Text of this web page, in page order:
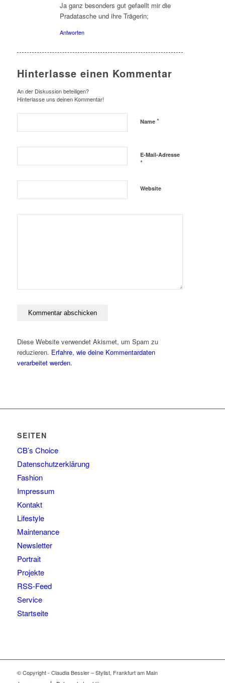
Ja ganz besonders gut gefaellt mir die
Pradatasche und ihre Trägerin;
Antworten
Hinterlasse einen Kommentar
An der Diskussion beteiligen?
Hinterlasse uns deinen Kommentar!
Name *
E-Mail-Adresse
*
Website
Diese Website verwendet Akismet, um Spam zu
reduzieren. Erfahre, wie deine Kommentardaten
verarbeitet werden.
SEITEN
CB’s Choice
Datenschutzerklärung
Fashion
Impressum
Kontakt
Lifestyle
Maintenance
Newsletter
Portrait
Projekte
RSS-Feed
Service
Startseite
© Copyright - Claudia Bessler – Stylist, Frankfurt am Main